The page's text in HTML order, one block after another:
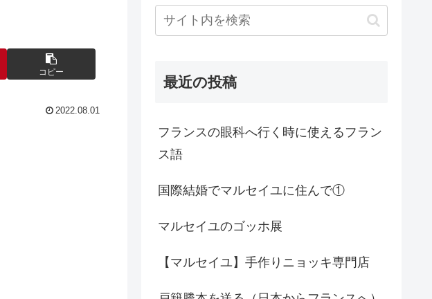
コピー
2022.08.01
最近の投稿
フランスの眼科へ行く時に使えるフラン
ス語
国際結婚でマルセイユに住んで①
マルセイユのゴッホ展
【マルセイユ】手作りニョッキ専門店